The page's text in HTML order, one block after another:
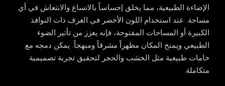
الإضاءة الطبيعية، مما يخلق إحساساً بالاتساع والانتعاش في أي
مساحة. عند استخدام اللون الأخضر في الغرف ذات النوافذ
الكبيرة أو المساحات المفتوحة، فإنه يعزز من تأثير الضوء
الطبيعي ويمنح المكان مظهراً مشرقاً ومبهجاً. يمكن دمجه مع
خامات طبيعية مثل الخشب والحجر لتحقيق تجربة تصميمية
متكاملة.